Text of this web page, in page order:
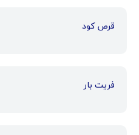
قرص کود
فریت بار